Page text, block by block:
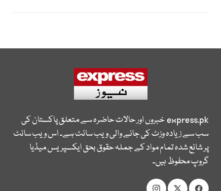
express.pkخبروں اور حالات حاضرہ سے متعلق پاکستان کی
سب سے زیادہ وزٹ کی جانے والی ویب سائٹ ہے۔ اس ویب سائٹ
پر شائع شدہ تمام مواد کے جملہ حقوق بحق ایکسپریس میڈیا
گروپ محفوظ ہیں۔